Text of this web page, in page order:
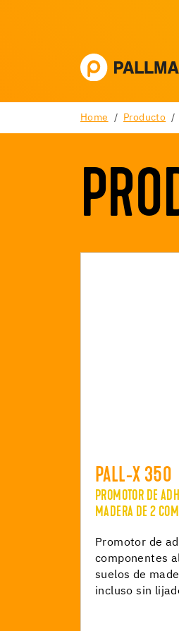
Home Producto
PALL-X 350
PROMOTOR DE
MADERA DE 2
Promotor de
componentes
suelos de
incluso sin